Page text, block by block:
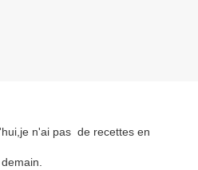
n'ai pas de recettes en